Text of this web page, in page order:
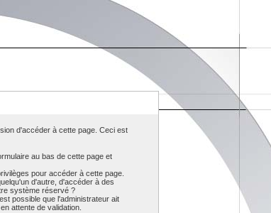
d'accéder à cette page. Ceci est
au bas de cette page et
pour accéder à cette page.
d'autre, d'accéder à des
système réservé ?
possible que l'administrateur ait
attente de validation.